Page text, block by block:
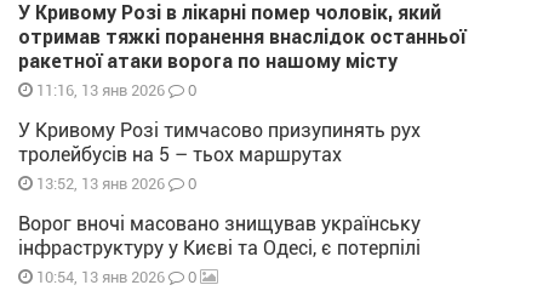
У Кривому Розі в лікарні помер чоловік, який
отримав тяжкі поранення внаслідок останньої
ракетної атаки ворога по нашому місту
11:16, 13 янв 2026 0
У Кривому Розі тимчасово призупинять рух
тролейбусів на 5 – тьох маршрутах
13:52, 13 янв 2026 0
Ворог вночі масовано знищував українську
інфраструктуру у Києві та Одесі, є потерпілі
10:54, 13 янв 2026 0